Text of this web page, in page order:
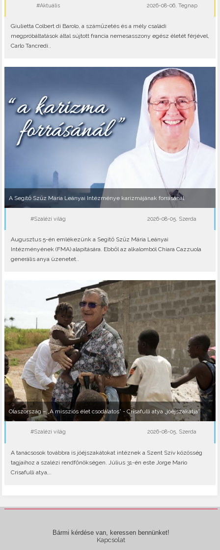
#Aktuális 2026-08-06, Tegnap
Giulietta Colbert di Barolo, a száműzetés és a mély családi
megpróbáltatások által sújtott francia nemesasszony egész életét férjével,
Carlo Tancredi..
A Segítő Szűz Mária Leányai Intézménye karizmájának forrásánál
#Szalézi világ 2026-08-05, Szerda
Augusztus 5-én emlékezünk a Segítő Szűz Mária Leányai
Intézményének (FMA) alapítására. Ebből az alkalomból Chiara Cazzuola
generális anya üzenetet..
Olaszország – „A missziós élet csodálatos” - Crisafulli atya „jóéjszakátja”
#Szalézi világ 2026-08-05, Szerda
A tanácsosok továbbra is jóéjszakátokat intéznek a Szent Szív közösség
tagjaihoz a szalézi rendfőnökségen. Július 31-én este Jorge Mario
Crisafulli atya,..
Bármi kérdése van, keressen bennünket!
Kapcsolat